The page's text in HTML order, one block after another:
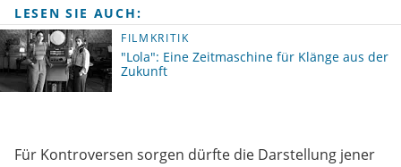
LESEN SIE AUCH:
FILMKRITIK
"Lola": Eine Zeitmaschine für Klänge aus der
Zukunft
Für Kontroversen sorgen dürfte die Darstellung jener